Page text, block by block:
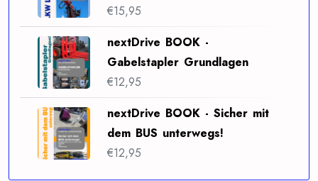
€15,95
nextDrive BOOK -
Gabelstapler Grundlagen
€12,95
nextDrive BOOK - Sicher mit
dem BUS unterwegs!
€12,95